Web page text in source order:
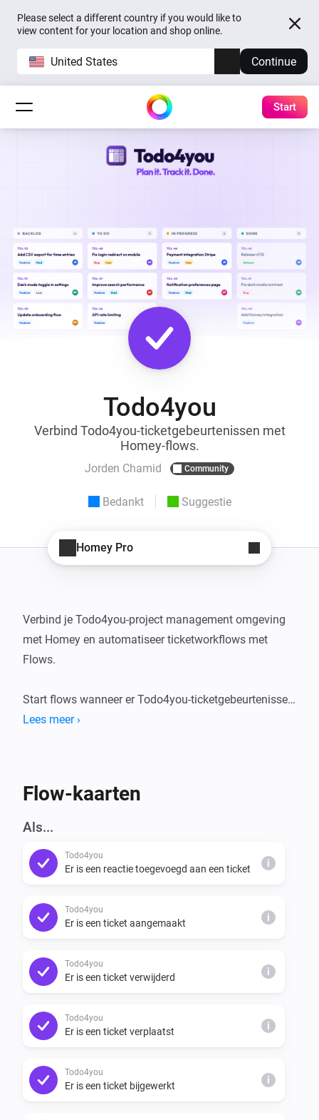
Please select a different country if you would like to
view content for your location and shop online.
United States Continue
Start
Todo4you
Verbind Todo4you-ticketgebeurtenissen met
Homey-flows.
Jorden Chamid Community
Bedankt Suggestie
Homey Pro
Verbind je Todo4you-project management omgeving
met Homey en automatiseer ticketworkflows met
Flows.
Start flows wanneer er Todo4you-ticketgebeurtenissen
plaatsvinden (aangemaakt, verplaatst, bijgewerkt,
te maken, reacties toe te voegen, of een ticket naar een
nieuwe status te verplaatsen - allemaal vanuit een
Lees meer ›
Flow-kaarten
Als...
Todo4you
Er is een reactie toegevoegd aan een ticket i
Todo4you
Er is een ticket aangemaakt i
Todo4you
Er is een ticket verwijderd i
Todo4you
Er is een ticket verplaatst i
Todo4you
Er is een ticket bijgewerkt i